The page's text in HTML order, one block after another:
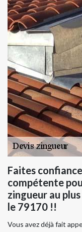
Faites
compétente
zingueur au
le 79170 !!
Vous avez déjà fait